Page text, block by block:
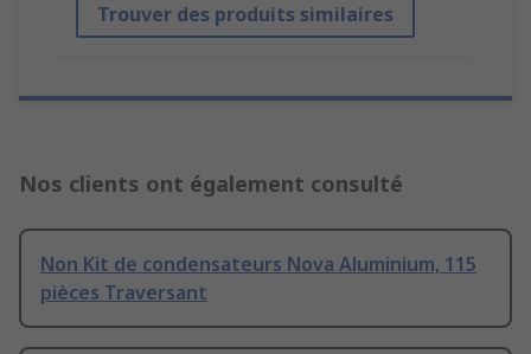
Trouver des produits similaires
Nos clients ont également consulté
Non Kit de condensateurs Nova Aluminium, 115
pièces Traversant